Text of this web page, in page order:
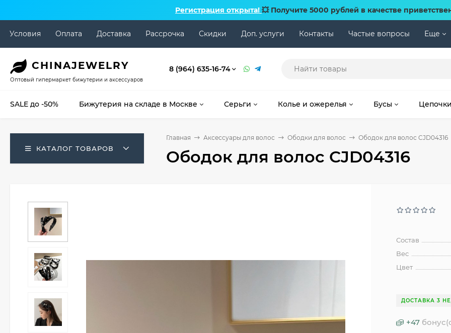
Регистрация открыта! 💥 Получите 5000 рублей в качестве
Условия Оплата Доставка Рассрочка Скидки Доп. услуги Контакты Частые вопросы Еще
CHINAJEWELRY
Оптовый гипермаркет бижутерии и аксессуаров
8 (964) 635-16-74
SALE до -50% Бижутерия на складе в Москве Серьги Колье и ожерелья Бусы Цепочки
КАТАЛОГ ТОВАРОВ
Главная Аксессуары для волос Ободки для волос Ободок для волос CJD04316
Ободок для волос CJD04316
Состав
Вес
Цвет
ДОСТАВКА 3
+47